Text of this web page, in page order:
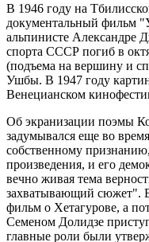
В 1946 году на
документальный фильм
альпинисте Александре
спорта СССР погиб в
(подъема на вершину и
Ушбы. В 1947 году
Венецианском
Об экранизации поэмы
задумывался еще во
собственному
произведения, и его
вечно живая тема
захватывающий сюжет".
фильм о Хетагурове, а
Семеном Долидзе
главные роли были